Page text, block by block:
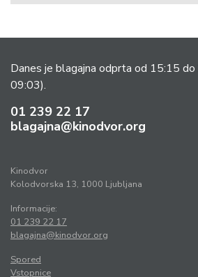
Danes je blagajna odprta od 15:15
09:03).
01 239 22 17
blagajna@kinodvor.org
Kinodvor
Kolodvorska 13, 1000 Ljubljana
Informacije:
01 239 22 17
blagajna@kinodvor.org
Spored
Vstopnice